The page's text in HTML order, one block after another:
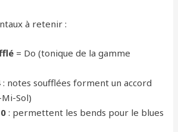
à retenir :
= Do (tonique de la gamme
: notes soufflées forment un accord
Sol)
: permettent les bends pour le blues